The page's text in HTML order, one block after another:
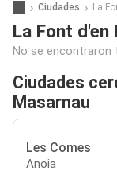
Ciudades La
La Font d'en
No se encontraron
Ciudades
Masarnau
Les Comes
Anoia